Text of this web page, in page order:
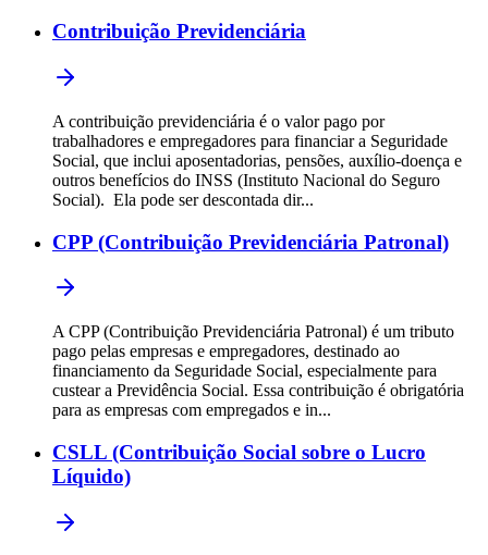
Contribuição Previdenciária
A contribuição previdenciária é o valor pago por
trabalhadores e empregadores para financiar a Seguridade
Social, que inclui aposentadorias, pensões, auxílio-doença e
outros benefícios do INSS (Instituto Nacional do Seguro
Social). Ela pode ser descontada dir...
CPP (Contribuição Previdenciária Patronal)
A CPP (Contribuição Previdenciária Patronal) é um tributo
pago pelas empresas e empregadores, destinado ao
financiamento da Seguridade Social, especialmente para
custear a Previdência Social. Essa contribuição é obrigatória
para as empresas com empregados e in...
CSLL (Contribuição Social sobre o Lucro
Líquido)